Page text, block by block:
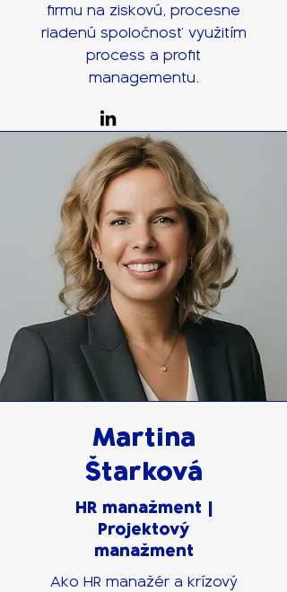
firmu na ziskovú, procesne
riadenú spoločnosť využitím
process a profit
managementu.
Martina
Štarková
HR manažment |
Projektový
manažment
Ako HR manažér a krízový